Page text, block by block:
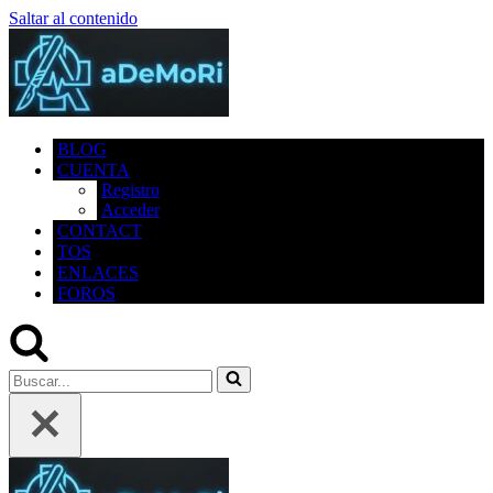
Saltar al contenido
BLOG
CUENTA
Registro
Acceder
CONTACT
TOS
ENLACES
FOROS
Buscar...